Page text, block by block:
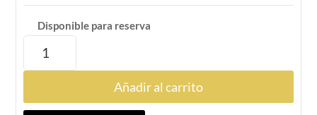
Disponible para reserva
Añadir al carrito